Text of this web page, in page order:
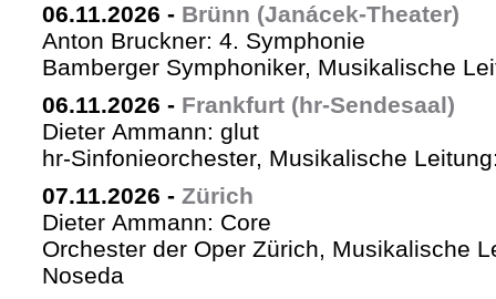
06.11.2026 - Brünn (Janácek-Theater)
Anton Bruckner: 4. Symphonie
Bamberger Symphoniker, Musikalische
06.11.2026 - Frankfurt (hr-Sendesaal)
Dieter Ammann: glut
hr-Sinfonieorchester, Musikalische
07.11.2026 - Zürich
Dieter Ammann: Core
Orchester der Oper Zürich, Musikalische
Noseda